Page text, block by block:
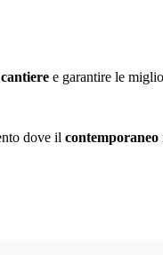
e garantire le
dove il